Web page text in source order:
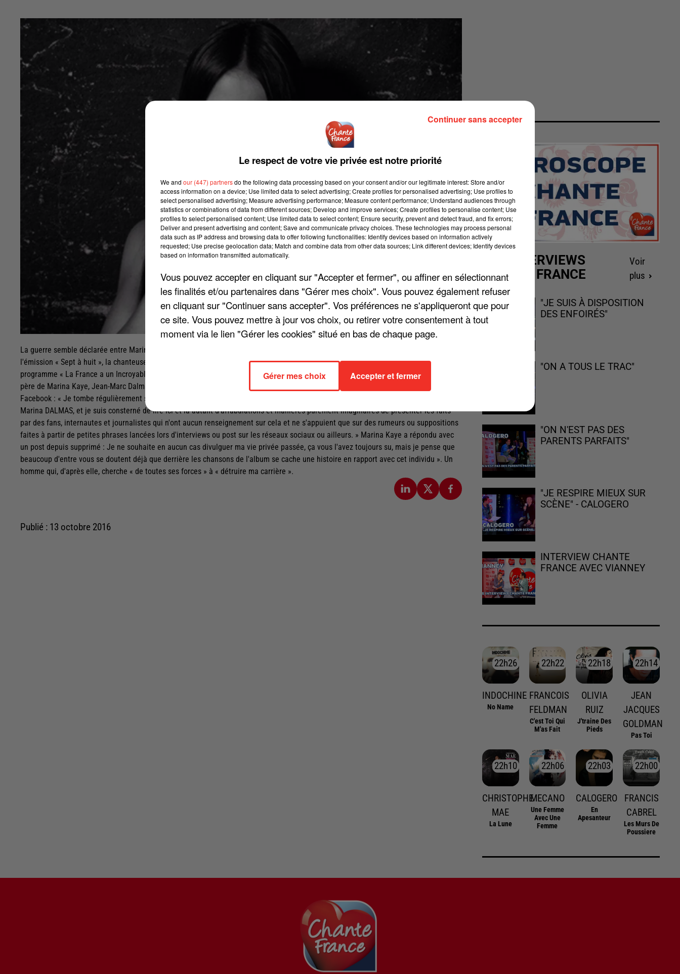
La guerre semble déclarée entre Marina Kaye et son père, Jean-Marc Dalmas. En août dernier, lors d'une interview-confession pour
l'émission « Sept à huit », la chanteuse tout juste majeure évoquait le harcèlement scolaire qu'elle avait subi après sa victoire dans le
programme « La France a un Incroyable Talent ». Marina Kaye a employé des termes très durs, parlant d'enfance « traumatisante ». Le
père de Marina Kaye, Jean-Marc Dalmas, s'est défendu il y a quelques semaines en postant un message sur le réseau social
Facebook : « Je tombe régulièrement sur des articles FB ou des post qui parlent de la jeunesse heu... " traumatisante " de ma fille
Marina DALMAS, et je suis consterné de lire ici et là autant d'affabulations et manières purement imaginaires de présenter les faits
par des fans, internautes et journalistes qui n'ont aucun renseignement sur cela et ne s'appuient que sur des rumeurs ou suppositions
faites à partir de petites phrases lancées lors d'interviews ou post sur les réseaux sociaux ou ailleurs. » Marina Kaye a répondu avec
un post depuis supprimé : Je ne souhaite en aucun cas divulguer ma vie privée passée, ça vous l'avez toujours su, mais je pense que
beaucoup d'entre vous se doutent déjà que derrière les chansons de l'album se cache une histoire en rapport avec cet individu ». Un
homme qui, d'après elle, cherche « de toutes ses forces » à « détruire ma carrière ».
Publié : 13 octobre 2016
LES INTERVIEWS
CHANTE FRANCE
Voir
plus
"JE SUIS À DISPOSITION
DES ENFOIRÉS"
"ON A TOUS LE TRAC"
"ON N'EST PAS DES
PARENTS PARFAITS"
"JE RESPIRE MIEUX SUR
SCÈNE" - CALOGERO
INTERVIEW CHANTE
FRANCE AVEC VIANNEY
22h26
22h26
INDOCHINE
No Name
22h22
22h22
FRANCOIS
FELDMAN
C'est Toi Qui
M'as Fait
22h18
22h18
OLIVIA
RUIZ
J'traine Des
Pieds
22h14
22h14
JEAN
JACQUES
GOLDMAN
Pas Toi
22h10
22h10
CHRISTOPHE
MAE
La Lune
22h06
22h06
MECANO
Une Femme
Avec Une
Femme
22h03
22h03
CALOGERO
En
Apesanteur
22h00
22h00
FRANCIS
CABREL
Les Murs De
Poussiere
Le respect de votre vie privée est notre priorité
We and our (447) partnersdo the following data processing based on your consent and/or our legitimate interest: Store and/or
access information on a device; Use limited data to select advertising; Create profiles for personalised advertising; Use profiles to
select personalised advertising; Measure advertising performance; Measure content performance; Understand audiences through
statistics or combinations of data from different sources; Develop and improve services; Create profiles to personalise content; Use
profiles to select personalised content; Use limited data to select content; Ensure security, prevent and detect fraud, and fix errors;
Deliver and present advertising and content; Save and communicate privacy choices. These technologies may process personal
data such as IP address and browsing data to offer following functionalities: Identify devices based on information actively
requested; Use precise geolocation data; Match and combine data from other data sources; Link different devices; Identify devices
based on information transmitted automatically.
Vous pouvez accepter en cliquant sur "Accepter et fermer", ou affiner en sélectionnant
les finalités et/ou partenaires dans "Gérer mes choix". Vous pouvez également refuser
en cliquant sur "Continuer sans accepter". Vos préférences ne s'appliqueront que pour
ce site. Vous pouvez mettre à jour vos choix, ou retirer votre consentement à tout
moment via le lien "Gérer les cookies" situé en bas de chaque page.
Gérer mes choix Accepter et fermer
Continuer sans accepter